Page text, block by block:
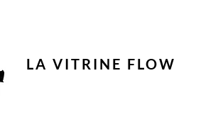
LA VITRINE FLOW